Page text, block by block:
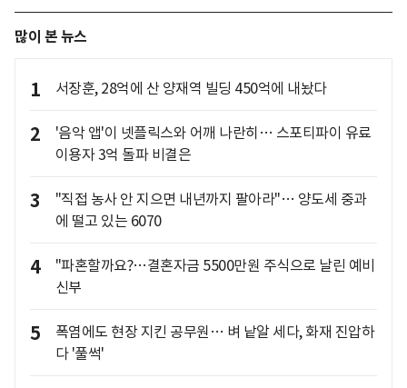
많이 본 뉴스
1 서장훈, 28억에 산 양재역 빌딩 450억에 내놨다
2
'음악 앱'이 넷플릭스와 어깨 나란히… 스포티파이 유료
이용자 3억 돌파 비결은
3
"직접 농사 안 지으면 내년까지 팔아라"… 양도세 중과
에 떨고 있는 6070
4
"파혼할까요?…결혼자금 5500만원 주식으로 날린 예비
신부
5
폭염에도 현장 지킨 공무원… 벼 낱알 세다, 화재 진압하
다 '풀썩'